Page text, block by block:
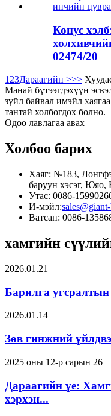
Конус
02474/20
123Дараагийн >>>
Манай бүтээгдэхүүн
зүйл байвал имэйл
тантай холбогдох болно.
Одоо лавлагаа авах
Холбоо барих
Хаяг: №183,
баруун хэсэг,
Утас: 0086-
И-мэйл:
Ватсап: 0086-
хамгийн
2026.01.21
Барилга
2026.01.14
Зөв гинжний
2025 оны 12-р сарын 26
Дараагийн үе:
хэрхэн...